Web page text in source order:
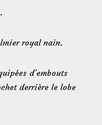
royal nain.
d’embouts
derrière le lobe